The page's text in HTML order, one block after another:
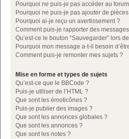
Pourquoi ne puis-je pas accéder au
Pourquoi ne puis-je pas ajouter de
Pourquoi ai-je reçu un avertissement ?
Comment puis-je rapporter des
Qu’est-ce le bouton “Sauvegarder” lors
Pourquoi mon message a-t-il besoin
Comment puis-je remonter mes sujets ?
Mise en forme et types de sujets
Qu’est-ce que le BBCode ?
Puis-je utiliser de l’HTML ?
Que sont les émoticônes ?
Puis-je publier des images ?
Que sont les annonces globales ?
Que sont les annonces ?
Que sont les notes ?